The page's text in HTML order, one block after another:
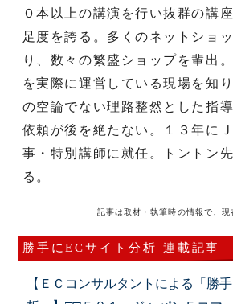
０本以上の講演を行い抜群の講
足度を誇る。多くのネットショ
り、数々の繁盛ショップを輩出
を実際に運営している現場を知
の空論でない理路整然とした指
依頼が後を絶たない。１３年に
事・特別講師に就任。トントン
る。
記事は取材・執筆時の情報で、現
勝手にECサイト分析 連載記事
【ＥＣコンサルタントによる「勝